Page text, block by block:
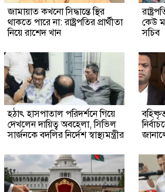
জামায়াত কখনো সিদ্ধান্তে স্থির
থাকতে পারে না: রাষ্ট্রপতির প্রার্থীতা
নিয়ে রাশেদ খান
কেউ
সচিব
হঠাৎ হাসপাতাল পরিদর্শনে গিয়ে
দেখলেন দায়িত্ব অবহেলা, সিভিল
সার্জনকে বদলির নির্দেশ স্বাস্থ্যমন্ত্রীর